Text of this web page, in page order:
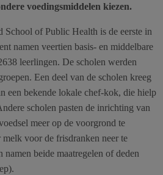
voedingsmiddelen kiezen.
School of Public Health is de eerste in
namen veertien basis- en middelbare
leerlingen. De scholen werden
Een deel van de scholen kreeg
een bekende lokale chef-kok, die hielp
scholen pasten de inrichting van
meer op de voorgrond te
voor de frisdranken neer te
namen beide maatregelen of deden